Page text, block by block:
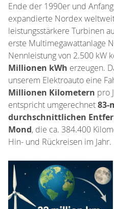
Ende der 1990er und
expandierte Nordex
leistungsstärkere Turbinen
erste Multimegawattanlage
Nennleistung von 2.500 kW
Millionen kWh erzeugen.
unserem Elektroauto eine
Millionen Kilometern pro
entspricht umgerechnet83-
durchschnittlichen
Mond, die ca. 384.400
Hin- und Rückreisen im Jahr.